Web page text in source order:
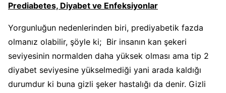
Prediabetes, Diyabet ve Enfeksiyonlar
Yorgunluğun nedenlerinden biri, prediyabetik fazda
olmanız olabilir, şöyle ki; Bir insanın kan şekeri
seviyesinin normalden daha yüksek olması ama tip 2
diyabet seviyesine yükselmediği yani arada kaldığı
durumdur ki buna gizli şeker hastalığı da denir. Gizli